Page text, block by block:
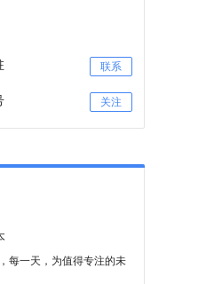
联系
关注
每一天，为值得专注的未